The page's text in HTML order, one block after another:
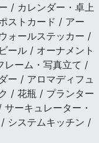
/ カレンダー・卓上
ストカード / アー
ォールステッカー /
ール / オーナメント
レーム・写真立て /
ー / アロマディフュ
/ 花瓶 / プランター
ーキュレーター・
システムキッチン /